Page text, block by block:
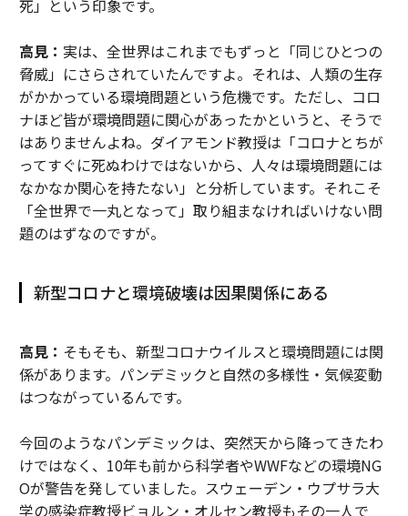
死」という印象です。
高見： 実は、全世界はこれまでもずっと「同じひとつの
脅威」にさらされていたんですよ。それは、人類の生存
がかかっている環境問題という危機です。ただし、コロ
ナほど皆が環境問題に関心があったかというと、そうで
はありませんよね。ダイアモンド教授は「コロナとちが
ってすぐに死ぬわけではないから、人々は環境問題には
なかなか関心を持たない」と分析しています。それこそ
「全世界で一丸となって」取り組まなければいけない問
題のはずなのですが。
新型コロナと環境破壊は因果関係にある
高見： そもそも、新型コロナウイルスと環境問題には関
係があります。パンデミックと自然の多様性・気候変動
はつながっているんです。
今回のようなパンデミックは、突然天から降ってきたわ
けではなく、10年も前から科学者やWWFなどの環境NG
Oが警告を発していました。スウェーデン・ウプサラ大
学の感染症教授ビョルン・オルセン教授もその一人で